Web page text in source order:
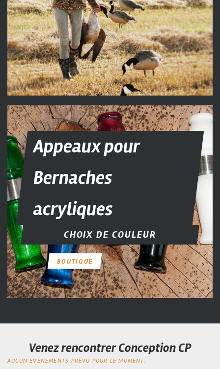
Appeaux pour
Bernaches
acryliques
CHOIX DE COULEUR
BOUTIQUE
Venez rencontrer Conception CP
AUCUN ÉVÈNEMENTS PRÉVU POUR LE MOMENT.